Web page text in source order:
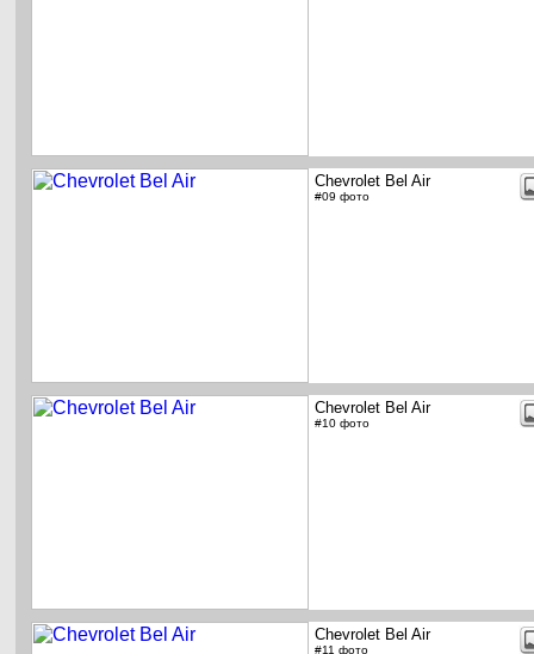
Chevrolet Bel Air
#09 фото
Chevrolet Bel Air
#10 фото
Chevrolet Bel Air
#11 фото